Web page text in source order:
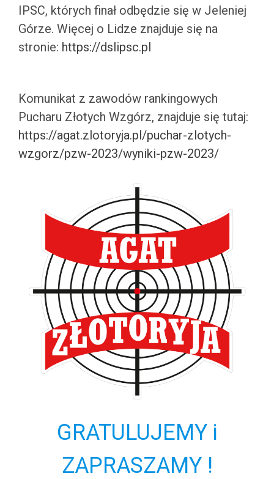
IPSC, których finał odbędzie się w Jeleniej
Górze. Więcej o Lidze znajduje się na
stronie: https://dslipsc.pl
Komunikat z zawodów rankingowych
Pucharu Złotych Wzgórz, znajduje się tutaj:
https://agat.zlotoryja.pl/puchar-zlotych-
wzgorz/pzw-2023/wyniki-pzw-2023/
GRATULUJEMY i
ZAPRASZAMY !